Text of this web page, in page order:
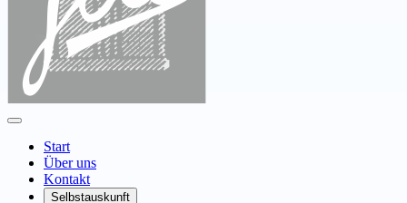
Start
Über uns
Kontakt
Selbstauskunft